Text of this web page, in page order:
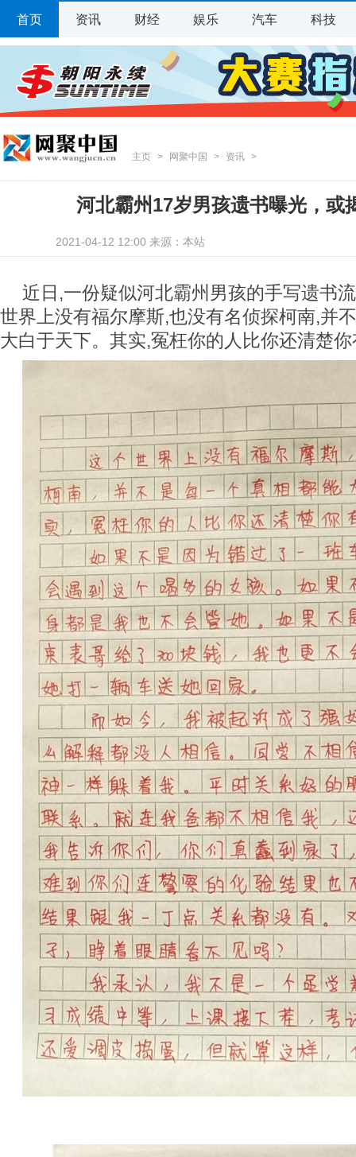
首页 资讯 财经 娱乐 汽车 科技
主页 > 网聚中国 > 资讯 >
河北霸州17岁男孩遗书曝光，或
2021-04-12 12:00 来源：本站
近日,一份疑似河北霸州男孩的手写遗书流
世界上没有福尔摩斯,也没有名侦探柯南,并
大白于天下。其实,冤枉你的人比你还清楚你